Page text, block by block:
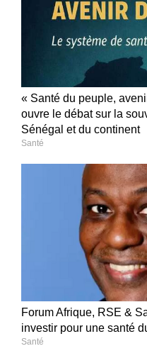
« Santé du peuple,
ouvre le débat sur la
Sénégal et du continent
Santé
Forum Afrique, RSE &
investir pour une santé
Santé